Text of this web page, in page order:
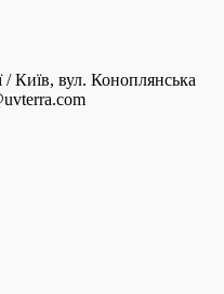
/ Київ, вул. Коноплянська